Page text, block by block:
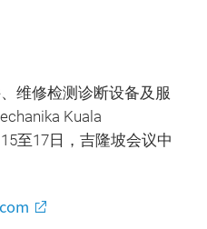
维修检测诊断设备及服
Kuala
至17日，吉隆坡会议中